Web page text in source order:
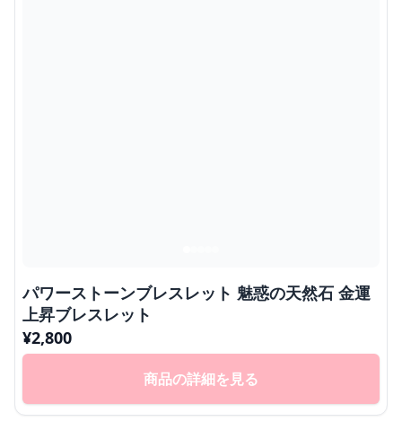
パワーストーンブレスレット 魅惑の天然石 金運
上昇ブレスレット
¥2,800
商品の詳細を見る